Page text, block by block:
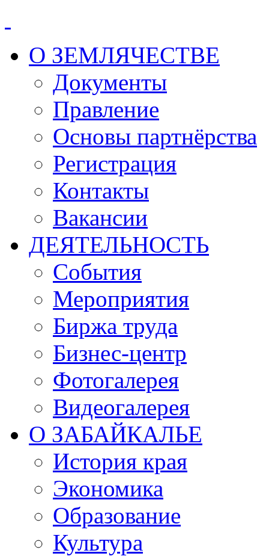
О ЗЕМЛЯЧЕСТВЕ
Документы
Правление
Основы партнёрства
Регистрация
Контакты
Вакансии
ДЕЯТЕЛЬНОСТЬ
События
Мероприятия
Биржа труда
Бизнес-центр
Фотогалерея
Видеогалерея
О ЗАБАЙКАЛЬЕ
История края
Экономика
Образование
Культура